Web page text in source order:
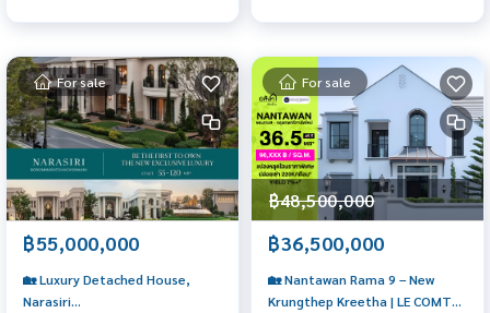
For sale
฿55,000,000
🏡 Luxury Detached House,
Narasiri
For sale
฿48,500,000
฿36,500,000
🏡 Nantawan Rama 9 – New
Krungthep Kreetha | LE COMTE